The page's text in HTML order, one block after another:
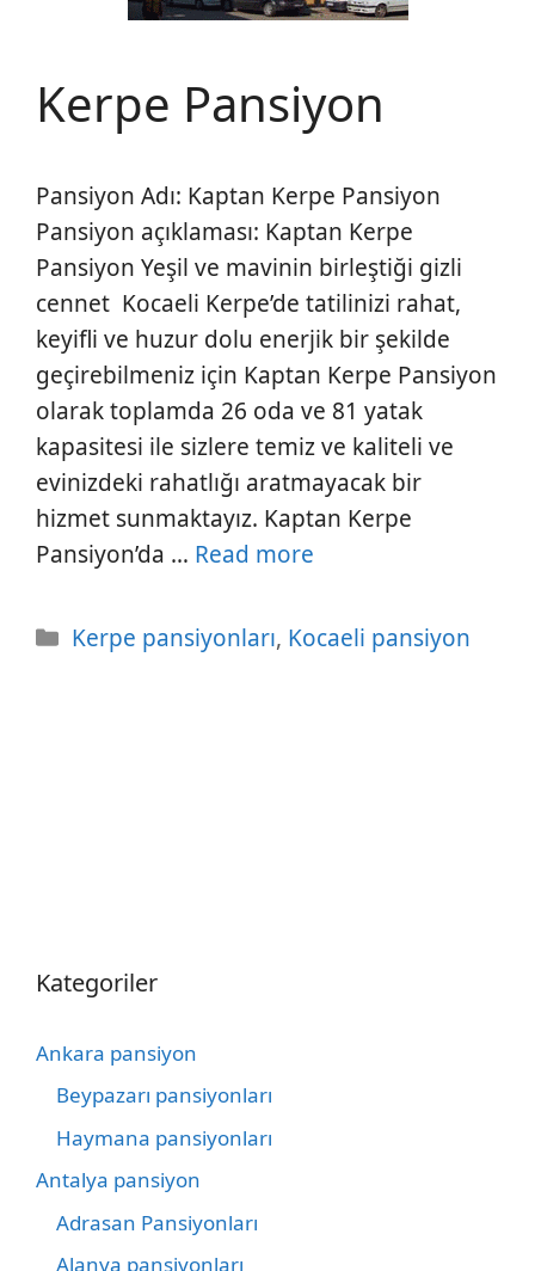
Kerpe Pansiyon
Pansiyon Adı: Kaptan Kerpe Pansiyon
Pansiyon açıklaması: Kaptan Kerpe
Pansiyon Yeşil ve mavinin birleştiği gizli
cennet Kocaeli Kerpe’de tatilinizi rahat,
keyifli ve huzur dolu enerjik bir şekilde
geçirebilmeniz için Kaptan Kerpe Pansiyon
olarak toplamda 26 oda ve 81 yatak
kapasitesi ile sizlere temiz ve kaliteli ve
evinizdeki rahatlığı aratmayacak bir
hizmet sunmaktayız. Kaptan Kerpe
Pansiyon’da … Read more
Kategoriler
Kerpe pansiyonları, Kocaeli pansiyon
Kategoriler
Ankara pansiyon
Beypazarı pansiyonları
Haymana pansiyonları
Antalya pansiyon
Adrasan Pansiyonları
Alanya pansiyonları